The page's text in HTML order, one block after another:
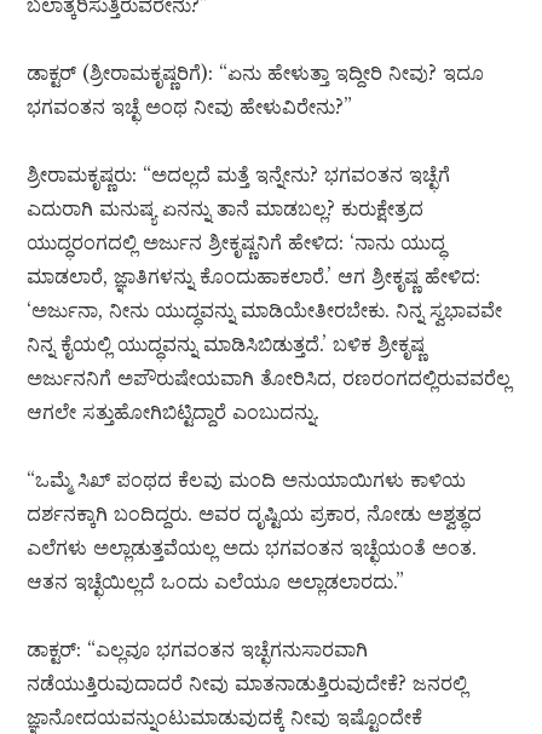
ಬಲಾತ್ಕರಿಸುತ್ತಿರುವರೇನು?”
ಡಾಕ್ಟರ್ (ಶ್ರೀರಾಮಕೃಷ್ಣರಿಗೆ): “ಏನು ಹೇಳುತ್ತಾ ಇದ್ದೀರಿ ನೀವು? ಇದೂ
ಭಗವಂತನ ಇಚ್ಛೆ ಅಂಥ ನೀವು ಹೇಳುವಿರೇನು?”
ಶ್ರೀರಾಮಕೃಷ್ಣರು: “ಅದಲ್ಲದೆ ಮತ್ತೆ ಇನ್ನೇನು? ಭಗವಂತನ ಇಚ್ಛೆಗೆ
ಎದುರಾಗಿ ಮನುಷ್ಯ ಏನನ್ನು ತಾನೆ ಮಾಡಬಲ್ಲ? ಕುರುಕ್ಷೇತ್ರದ
ಯುದ್ಧರಂಗದಲ್ಲಿ ಅರ್ಜುನ ಶ್ರೀಕೃಷ್ಣನಿಗೆ ಹೇಳಿದ: ‘ನಾನು ಯುದ್ಧ
ಮಾಡಲಾರೆ, ಜ್ಞಾತಿಗಳನ್ನು ಕೊಂದುಹಾಕಲಾರೆ.’ ಆಗ ಶ್ರೀಕೃಷ್ಣ ಹೇಳಿದ:
‘ಅರ್ಜುನಾ, ನೀನು ಯುದ್ಧವನ್ನು ಮಾಡಿಯೇತೀರಬೇಕು. ನಿನ್ನ ಸ್ವಭಾವವೇ
ನಿನ್ನ ಕೈಯಲ್ಲಿ ಯುದ್ಧವನ್ನು ಮಾಡಿಸಿಬಿಡುತ್ತದೆ.’ ಬಳಿಕ ಶ್ರೀಕೃಷ್ಣ
ಅರ್ಜುನನಿಗೆ ಅಪೌರುಷೇಯವಾಗಿ ತೋರಿಸಿದ, ರಣರಂಗದಲ್ಲಿರುವವರೆಲ್ಲ
ಆಗಲೇ ಸತ್ತುಹೋಗಿಬಿಟ್ಟಿದ್ದಾರೆ ಎಂಬುದನ್ನು.
“ಒಮ್ಮೆ ಸಿಖ್ ಪಂಥದ ಕೆಲವು ಮಂದಿ ಅನುಯಾಯಿಗಳು ಕಾಳಿಯ
ದರ್ಶನಕ್ಕಾಗಿ ಬಂದಿದ್ದರು. ಅವರ ದೃಷ್ಟಿಯ ಪ್ರಕಾರ, ನೋಡು ಅಶ್ವತ್ಥದ
ಎಲೆಗಳು ಅಲ್ಲಾಡುತ್ತವೆಯಲ್ಲ ಅದು ಭಗವಂತನ ಇಚ್ಛೆಯಂತೆ ಅಂತ.
ಆತನ ಇಚ್ಛೆಯಿಲ್ಲದೆ ಒಂದು ಎಲೆಯೂ ಅಲ್ಲಾಡಲಾರದು.”
ಡಾಕ್ಟರ್: “ಎಲ್ಲವೂ ಭಗವಂತನ ಇಚ್ಛೆಗನುಸಾರವಾಗಿ
ನಡೆಯುತ್ತಿರುವುದಾದರೆ ನೀವು ಮಾತನಾಡುತ್ತಿರುವುದೇಕೆ? ಜನರಲ್ಲಿ
ಜ್ಞಾನೋದಯವನ್ನುಂಟುಮಾಡುವುದಕ್ಕೆ ನೀವು ಇಷ್ಟೊಂದೇಕೆ